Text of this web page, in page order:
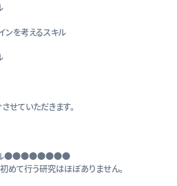
ンを考えるスキル
せていただきます。
ル●●●●●●●●
めて行う研究はほぼありません。